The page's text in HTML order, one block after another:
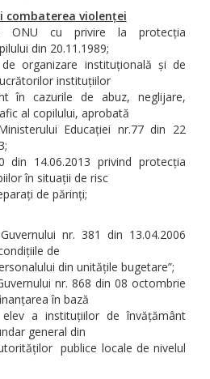
combaterea violenței
ONU cu privire la protecția
din 20.11.1989;
organizare instituțională și de
instituțiilor
în cazurile de abuz, neglijare,
al copilului, aprobată
Educației nr.77 din 22
din 14.06.2013 privind protecția
în situații de risc
de părinți;
nr. 381 din 13.04.2006
de
din unitățile bugetare”;
nr. 868 din 08 octombrie
în bază
a instituțiilor de învățământ
general din
publice locale de nivelul